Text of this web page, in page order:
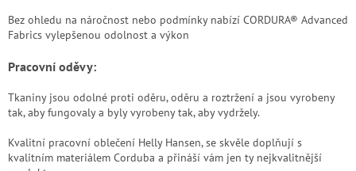
Bez ohledu na náročnost nebo podmínky nabízí CORDURA® Advanced
Fabrics vylepšenou odolnost a výkon
Pracovní oděvy:
Tkaniny jsou odolné proti oděru, oděru a roztržení a jsou vyrobeny
tak, aby fungovaly a byly vyrobeny tak, aby vydržely.
Kvalitní pracovní oblečení Helly Hansen, se skvěle doplňují s
kvalitním materiálem Corduba a přináší vám jen ty nejkvalitnější